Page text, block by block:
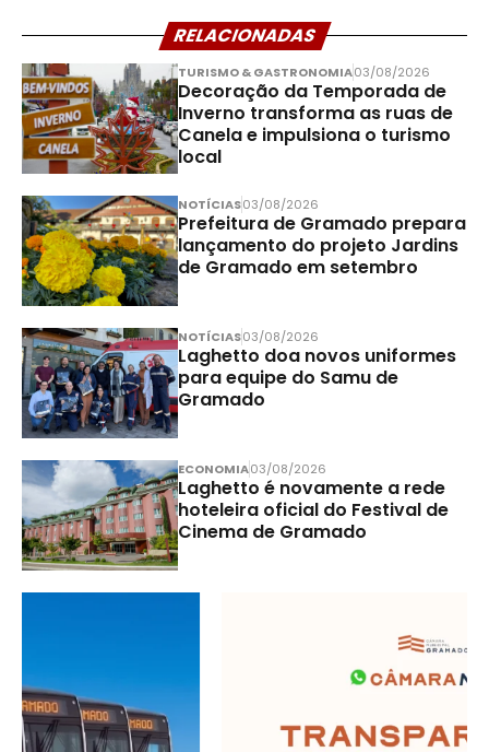
RELACIONADAS
TURISMO & GASTRONOMIA03/08/2026
Decoração da Temporada de
Inverno transforma as ruas de
Canela e impulsiona o turismo
local
NOTÍCIAS03/08/2026
Prefeitura de Gramado prepara
lançamento do projeto Jardins
de Gramado em setembro
NOTÍCIAS03/08/2026
Laghetto doa novos uniformes
para equipe do Samu de
Gramado
ECONOMIA03/08/2026
Laghetto é novamente a rede
hoteleira oficial do Festival de
Cinema de Gramado